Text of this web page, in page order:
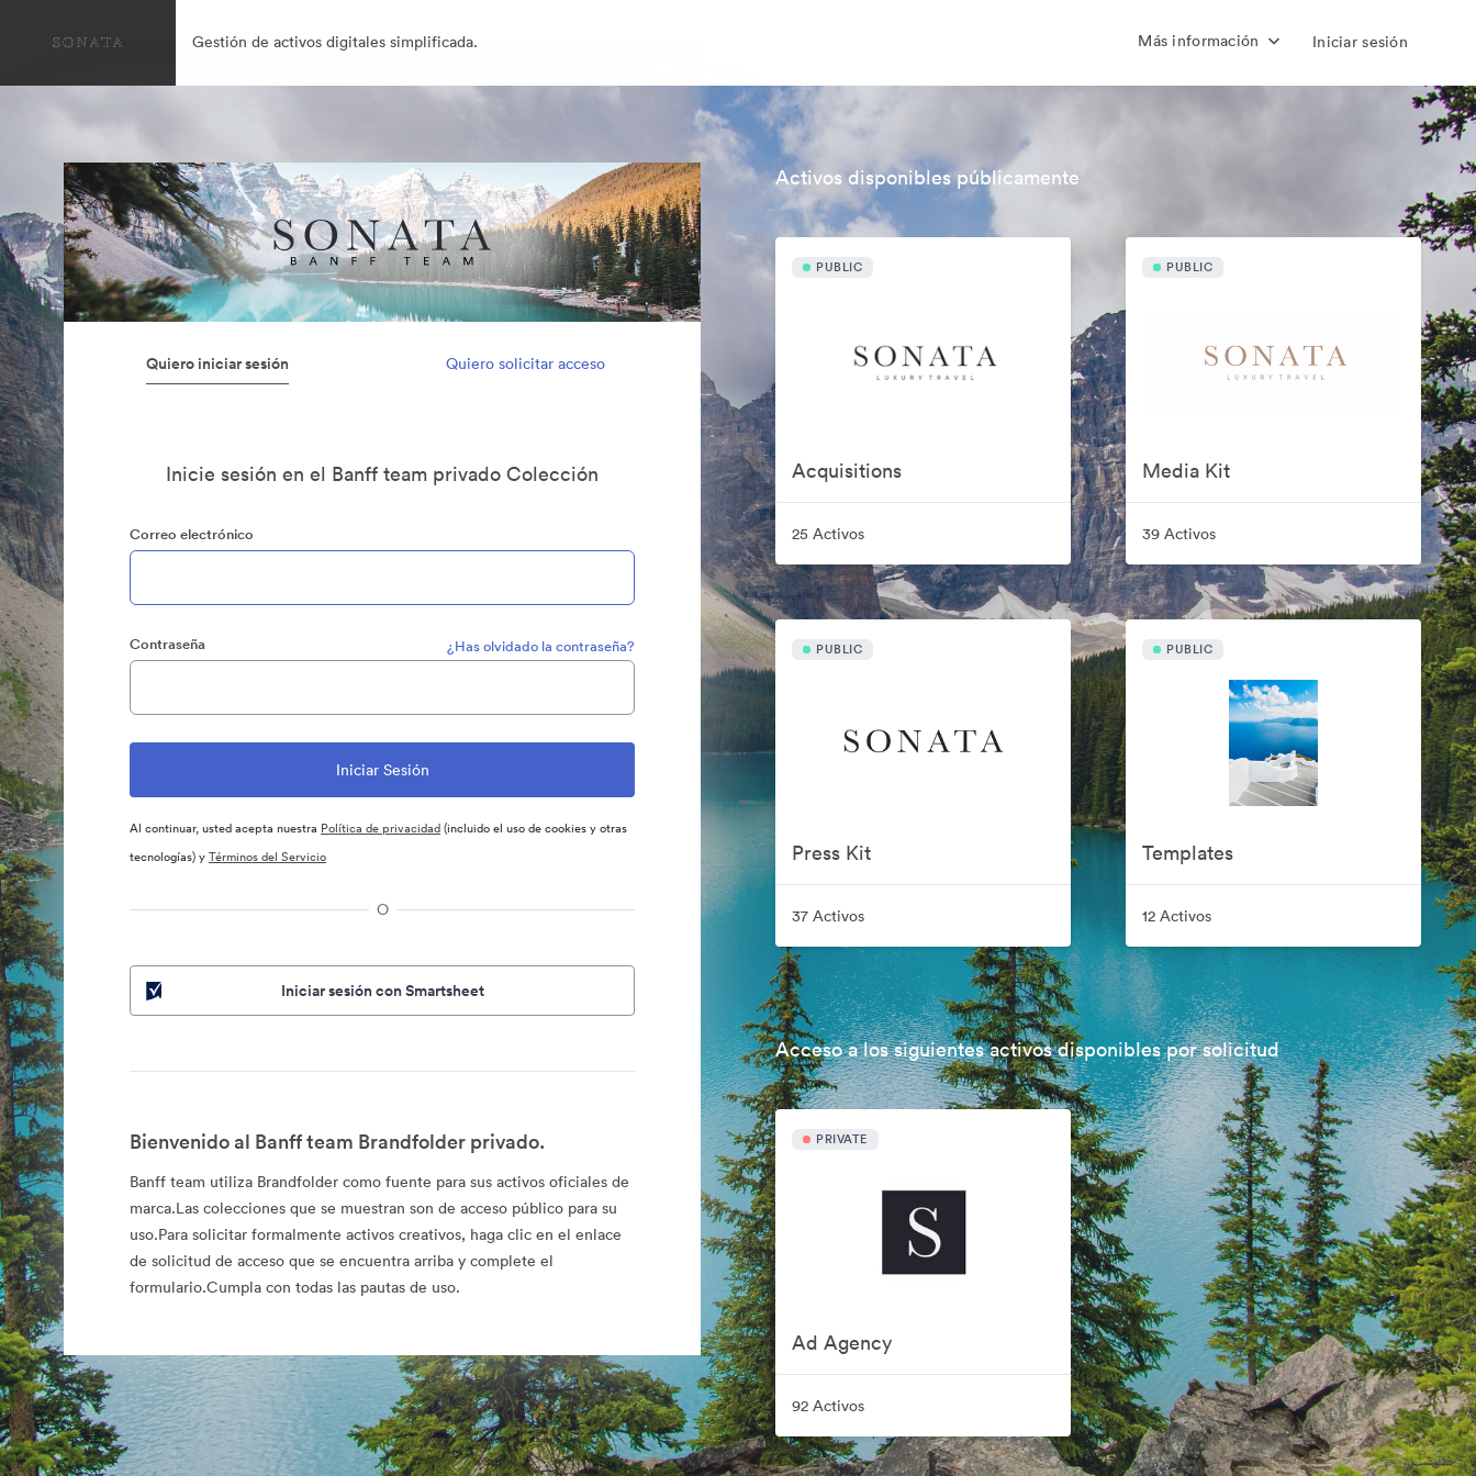
Gestión de activos digitales simplificada. Más información Iniciar sesión
Quiero iniciar sesión Quiero solicitar acceso
Inicie sesión en el Banff team privado Colección
Correo electrónico
Contraseña ¿Has olvidado la contraseña?
Al continuar, usted acepta nuestra Política de privacidad(incluido el uso de cookies y otras
tecnologías) yTérminos del Servicio
O
Iniciar sesión con Smartsheet
Bienvenido al Banff team Brandfolder privado.
Banff team utiliza Brandfolder como fuente para sus activos oficiales de
marca.Las colecciones que se muestran son de acceso público para su
uso.Para solicitar formalmente activos creativos, haga clic en el enlace
de solicitud de acceso que se encuentra arriba y complete el
formulario.Cumpla con todas las pautas de uso.
Activos disponibles públicamente
PUBLIC
Acquisitions
25 Activos
PUBLIC
Media Kit
39 Activos
PUBLIC
Press Kit
37 Activos
PUBLIC
Templates
12 Activos
Acceso a los siguientes activos disponibles por solicitud
PRIVATE
Ad Agency
92 Activos